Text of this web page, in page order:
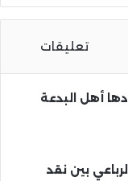
تعليقات
أهل البدعة
بين نقد